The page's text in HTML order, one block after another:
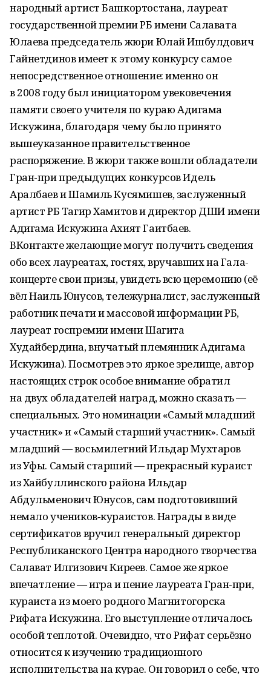
народный артист Башкортостана, лауреат
государственной премии РБ имени Салавата
Юлаева председатель жюри Юлай Ишбулдович
Гайнетдинов имеет к этому конкурсу самое
непосредственное отношение: именно он
в 2008 году был инициатором увековечения
памяти своего учителя по кураю Адигама
Искужина, благодаря чему было принято
вышеуказанное правительственное
распоряжение. В жюри также вошли обладатели
Гран-при предыдущих конкурсов Идель
Аралбаев и Шамиль Кусямишев, заслуженный
артист РБ Тагир Хамитов и директор ДШИ имени
Адигама Искужина Ахият Гаитбаев.
ВКонтакте желающие могут получить сведения
обо всех лауреатах, гостях, вручавших на Гала-
концерте свои призы, увидеть всю церемонию (её
вёл Наиль Юнусов, тележурналист, заслуженный
работник печати и массовой информации РБ,
лауреат госпремии имени Шагита
Худайбердина, внучатый племянник Адигама
Искужина). Посмотрев это яркое зрелище, автор
настоящих строк особое внимание обратил
на двух обладателей наград, можно сказать —
специальных. Это номинации «Самый младший
участник» и «Самый старший участник». Самый
младший — восьмилетний Ильдар Мухтаров
из Уфы. Самый старший — прекрасный кураист
из Хайбуллинского района Ильдар
Абдульменович Юнусов, сам подготовивший
немало учеников‑кураистов. Награды в виде
сертификатов вручил генеральный директор
Респуб­ликанского Центра народного творчества
Салават Илгизович Киреев. Самое же яркое
впечатление — игра и пение лауреата Гран-при,
кураиста из моего родного Магнитогорска
Рифата Искужина. Его выступление отличалось
особой теплотой. Очевидно, что Рифат серьёзно
относится к изучению традиционного
исполнительства на курае. Он говорил о себе, что